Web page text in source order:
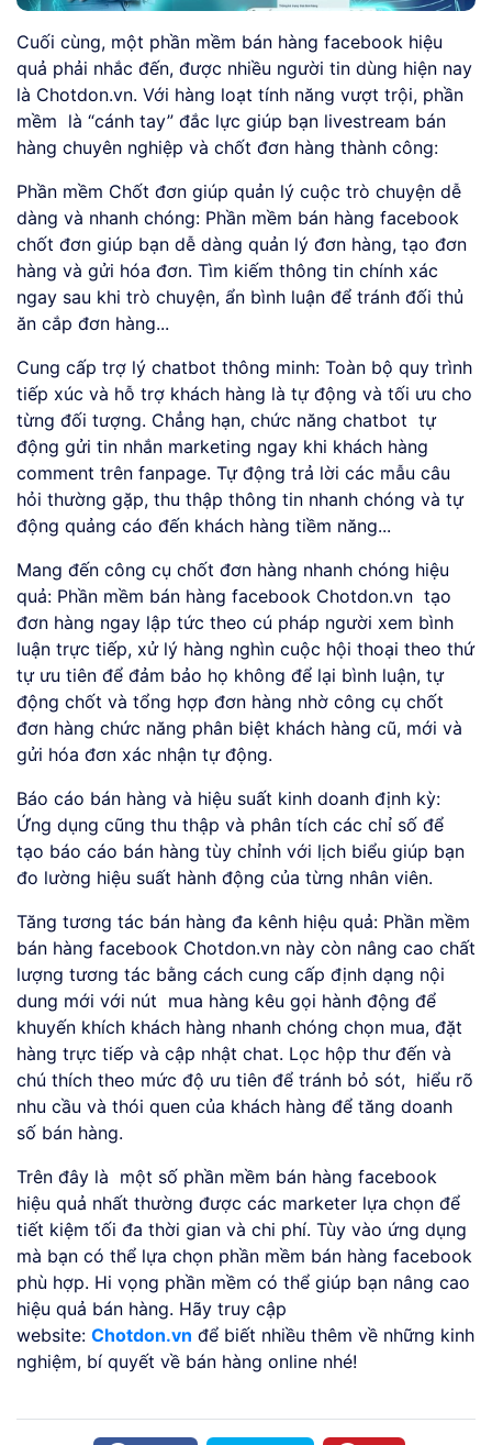
Cuối cùng, một phần mềm bán hàng facebook hiệu
quả phải nhắc đến, được nhiều người tin dùng hiện nay
là Chotdon.vn. Với hàng loạt tính năng vượt trội, phần
mềm là “cánh tay” đắc lực giúp bạn livestream bán
hàng chuyên nghiệp và chốt đơn hàng thành công:
Phần mềm Chốt đơn giúp quản lý cuộc trò chuyện dễ
dàng và nhanh chóng: Phần mềm bán hàng facebook
chốt đơn giúp bạn dễ dàng quản lý đơn hàng, tạo đơn
hàng và gửi hóa đơn. Tìm kiếm thông tin chính xác
ngay sau khi trò chuyện, ẩn bình luận để tránh đối thủ
ăn cắp đơn hàng...
Cung cấp trợ lý chatbot thông minh: Toàn bộ quy trình
tiếp xúc và hỗ trợ khách hàng là tự động và tối ưu cho
từng đối tượng. Chẳng hạn, chức năng chatbot tự
động gửi tin nhắn marketing ngay khi khách hàng
comment trên fanpage. Tự động trả lời các mẫu câu
hỏi thường gặp, thu thập thông tin nhanh chóng và tự
động quảng cáo đến khách hàng tiềm năng...
Mang đến công cụ chốt đơn hàng nhanh chóng hiệu
quả: Phần mềm bán hàng facebook Chotdon.vn tạo
đơn hàng ngay lập tức theo cú pháp người xem bình
luận trực tiếp, xử lý hàng nghìn cuộc hội thoại theo thứ
tự ưu tiên để đảm bảo họ không để lại bình luận, tự
động chốt và tổng hợp đơn hàng nhờ công cụ chốt
đơn hàng chức năng phân biệt khách hàng cũ, mới và
gửi hóa đơn xác nhận tự động.
Báo cáo bán hàng và hiệu suất kinh doanh định kỳ:
Ứng dụng cũng thu thập và phân tích các chỉ số để
tạo báo cáo bán hàng tùy chỉnh với lịch biểu giúp bạn
đo lường hiệu suất hành động của từng nhân viên.
Tăng tương tác bán hàng đa kênh hiệu quả: Phần mềm
bán hàng facebook Chotdon.vn này còn nâng cao chất
lượng tương tác bằng cách cung cấp định dạng nội
dung mới với nút mua hàng kêu gọi hành động để
khuyến khích khách hàng nhanh chóng chọn mua, đặt
hàng trực tiếp và cập nhật chat. Lọc hộp thư đến và
chú thích theo mức độ ưu tiên để tránh bỏ sót, hiểu rõ
nhu cầu và thói quen của khách hàng để tăng doanh
số bán hàng.
Trên đây là một số phần mềm bán hàng facebook
hiệu quả nhất thường được các marketer lựa chọn để
tiết kiệm tối đa thời gian và chi phí. Tùy vào ứng dụng
mà bạn có thể lựa chọn phần mềm bán hàng facebook
phù hợp. Hi vọng phần mềm có thể giúp bạn nâng cao
hiệu quả bán hàng. Hãy truy cập
website: Chotdon.vn để biết nhiều thêm về những kinh
nghiệm, bí quyết về bán hàng online nhé!